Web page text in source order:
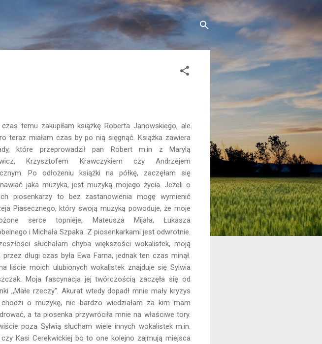
temu zakupiłam książkę Roberta Janowskiego, ale
teraz miałam czas by po nią sięgnąć. Książka zawiera
które przeprowadził pan Robert m.in z Marylą
Krzysztofem Krawczykiem czy Andrzejem
Po odłożeniu książki na półkę, zaczęłam się
jaka muzyka, jest muzyką mojego życia. Jeżeli o
piosenkarzy to bez zastanowienia mogę wymienić
Piasecznego, który swoją muzyką powoduje, że moje
serce topnieje, Mateusza Mijała, Łukasza
i Michała Szpaka. Z piosenkarkami jest odwrotnie.
słuchałam chyba większości wokalistek, moją
przez długi czas była Ewa Farna, jednak ten czas minął.
liście moich ulubionych wokalistek znajduje się Sylwia
Moja fascynacja jej twórczością zaczęła się od
,,Małe rzeczy''. Akurat wtedy dopadł mnie mały kryzys
chodzi o muzykę, nie bardzo wiedziałam za kim mam
a ta piosenka przywróciła mnie na właściwe tory.
poza Sylwią słucham wiele innych wokalistek m.in.
czy Kasi Cerekwickiej bo to one kolejno zajmują miejsca